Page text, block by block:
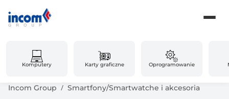
Komputery Karty graficzne Oprogramowanie
Incom Group Smartfony/Smartwatche i akcesoria